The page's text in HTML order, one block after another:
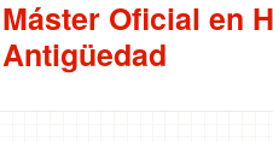
Máster Oficial en
Antigüedad